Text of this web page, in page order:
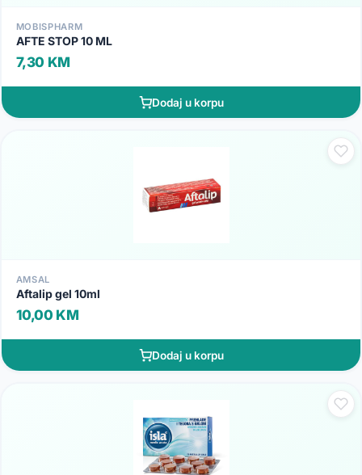
MOBISPHARM
AFTE STOP 10 ML
7,30 KM
Dodaj u korpu
AMSAL
Aftalip gel 10ml
10,00 KM
Dodaj u korpu